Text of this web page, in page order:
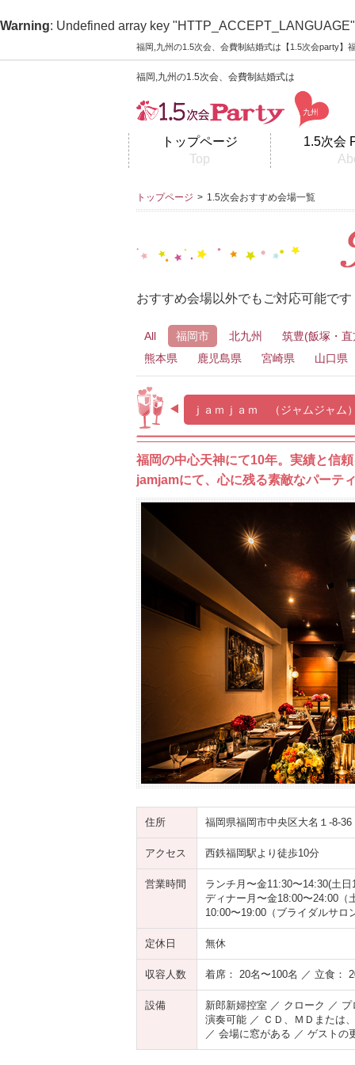
Warning: Undefined array key
福岡,九州の1.5次会、会費制結婚式は【1.5次会party】
福岡,九州の1.5次会、会費制結婚式は
トップページ
Top
1.5次会
トップページ > 1.5次会おすすめ会場一覧
おすすめ会場以外でもご対応可能です
All 福岡市 北九州 筑豊(飯塚・直
熊本県
鹿児島県 宮崎県 山口県
ｊａｍｊａｍ （ジャムジャム
福岡の中心天神にて10年。実績と信
jamjamにて、心に残る素敵なパーテ
住所 福岡県福岡市中央区大名１-8-
アクセス 西鉄福岡駅より徒歩10分
営業時間
ランチ月〜金11:30〜14:30(土
ディナー月〜金18:00〜24:00（
10:00〜19:00（ブライダルサロ
定休日 無休
収容人数 着席： 20名〜100名 ／ 立食：
設備
新郎新婦控室 ／ クローク ／
演奏可能 ／ ＣＤ、ＭＤまたは
／ 会場に窓がある ／ ゲストの